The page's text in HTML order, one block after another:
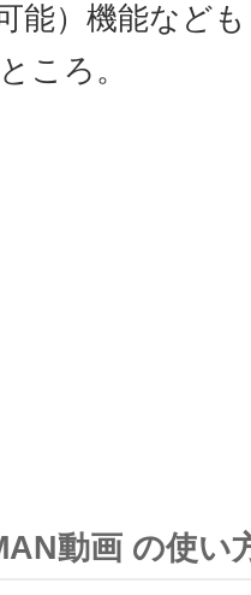
能）機能など
ころ。
動画 の使い